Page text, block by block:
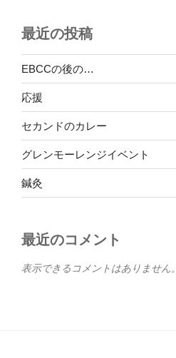
最近の投稿
EBCCの後の…
応援
セカンドのカレー
グレンモーレンジイベント
鍼灸
最近のコメント
表示できるコメントはありません。